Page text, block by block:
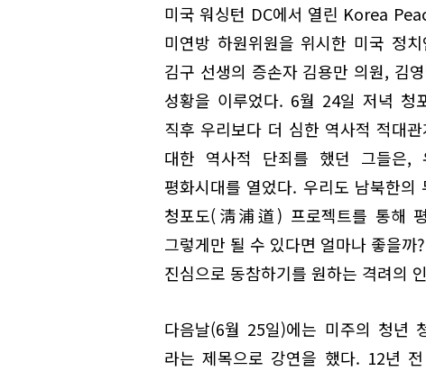
미국 워싱턴 DC에서 열린 Korea
미연방 하원위원을 위시한 미국 정
김구 선생의 증손자 김용만 의원, 김
성황을 이루었다. 6월 24일 저녁 청
직후 우리보다 더 심한 역사적 적대
대한 역사적 단죄를 했던 그들은,
평화시대를 열었다. 우리도 남북한
청포도(淸浦道) 프로젝트를 통해
그렇게만 될 수 있다면 얼마나 좋을
진심으로 동참하기를 원하는 격려의
다음날(6월 25일)에는 미주의 청년
라는 제목으로 강연을 했다. 12년